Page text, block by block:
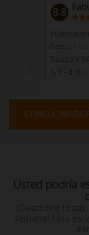
8.8
Sassari
Sassari
1 - 3 Min
CONSULTAR
Usted podría
¡Descubre
semana! Una